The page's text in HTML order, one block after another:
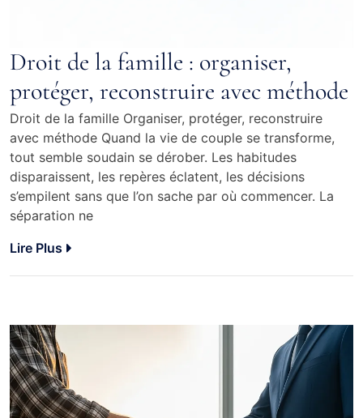
Droit de la famille : organiser,
protéger, reconstruire avec méthode
Droit de la famille Organiser, protéger, reconstruire
avec méthode Quand la vie de couple se transforme,
tout semble soudain se dérober. Les habitudes
disparaissent, les repères éclatent, les décisions
s’empilent sans que l’on sache par où commencer. La
séparation ne
Lire Plus